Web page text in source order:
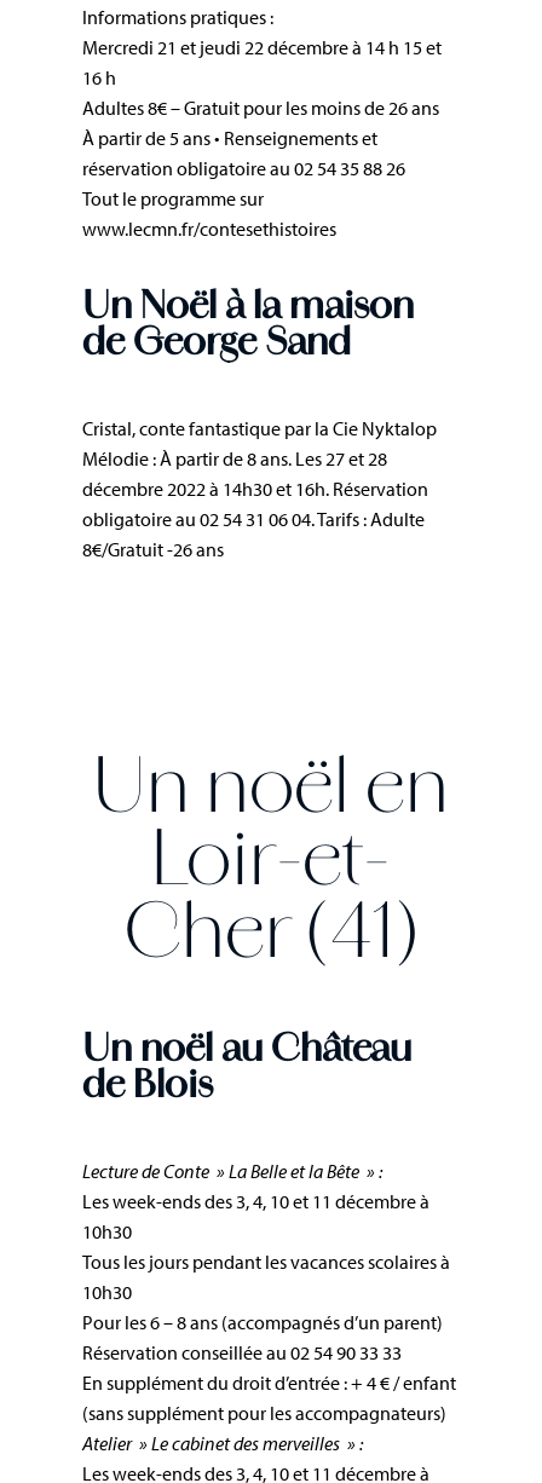
Informations pratiques :
Mercredi 21 et jeudi 22 décembre à 14 h 15 et
16 h
Adultes 8€ – Gratuit pour les moins de 26 ans
À partir de 5 ans • Renseignements et
réservation obligatoire au 02 54 35 88 26
Tout le programme sur
www.lecmn.fr/contesethistoires
Un Noël à la maison
de George Sand
Cristal, conte fantastique par la Cie Nyktalop
Mélodie : À partir de 8 ans. Les 27 et 28
décembre 2022 à 14h30 et 16h. Réservation
obligatoire au 02 54 31 06 04. Tarifs : Adulte
8€/Gratuit -26 ans
Un noël en
Loir-et-
Cher (41)
Un noël au Château
de Blois
Lecture de Conte » La Belle et la Bête » :
Les week-ends des 3, 4, 10 et 11 décembre à
10h30
Tous les jours pendant les vacances scolaires à
10h30
Pour les 6 – 8 ans (accompagnés d’un parent)
Réservation conseillée au 02 54 90 33 33
En supplément du droit d’entrée : + 4 € / enfant
(sans supplément pour les accompagnateurs)
Atelier » Le cabinet des merveilles » :
Les week-ends des 3, 4, 10 et 11 décembre à